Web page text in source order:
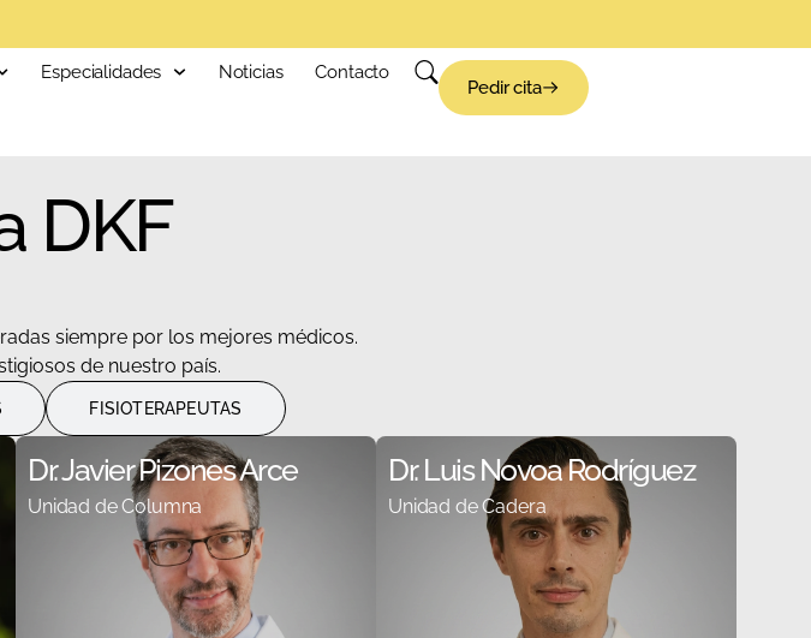
y Traumatología
y Traumatología
y Traumatología
Especialidades Noticias Contacto
Pedir cita
DKF
siempre por los mejores médicos.
de nuestro país.
FISIOTERAPEUTAS
Dr. Javier Pizones Arce
Unidad de Columna
Dr. Luis Novoa Rodríguez
Unidad de Cadera